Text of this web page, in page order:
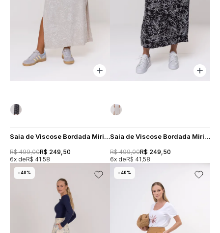
Saia de Viscose Bordada Mirian - Areia
R$ 499,00R$ 249,50
6x
R$ 41,58
Saia de Viscose Bordada Mirian - Preta
R$ 499,00R$ 249,50
6x
R$ 41,58
40% 40%